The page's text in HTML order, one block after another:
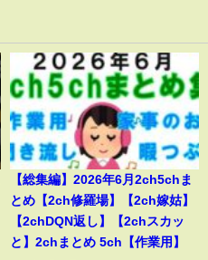
【総集編】2026年6月2ch5chま
とめ【2ch修羅場】【2ch嫁姑】
【2chDQN返し】【2chスカッ
と】2chまとめ 5ch【作業用】